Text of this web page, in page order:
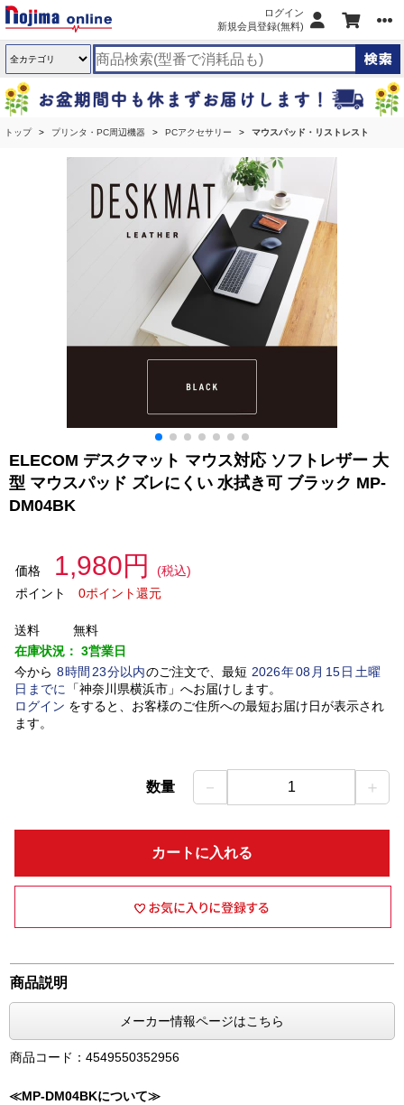
ログイン
新規会員登録(無料)
トップ プリンタ・PC周辺機器 PCアクセサリー マウスパッド・リストレスト
ELECOM デスクマット マウス対応 ソフトレザー 大
型 マウスパッド ズレにくい 水拭き可 ブラック MP-
DM04BK
価格 1,980円
(税込)
ポイント
0ポイント還元
送料
無料
在庫状況： 3営業日
今から 8時間 23分以内のご注文で、最短 2026年08 月 15日土曜
日 までに 「神奈川県横浜市」 へお届けします。
ログイン をすると、お客様のご住所への最短お届け日が表示され
ます。
数量 － 1 ＋
カートに入れる
商品説明
メーカー情報ページはこちら
商品コード：4549550352956
≪MP-DM04BKについて≫